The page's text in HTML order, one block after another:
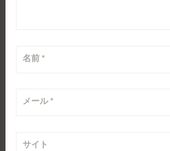
名前 *
メール*
サイト